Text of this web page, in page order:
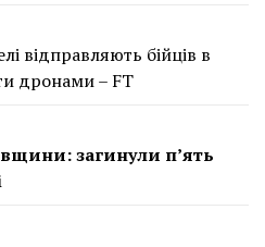
відправляють бійців в
дронами – FT
загинули п’ять